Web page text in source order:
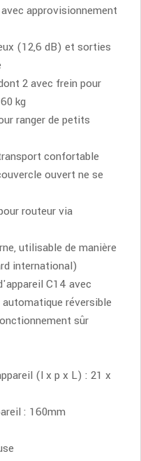
approvisionnement
(12,6 dB) et sorties
2 avec frein pour
kg
ranger de petits
confortable
ouvert ne se
routeur via
utilisable de manière
international)
C14 avec
réversible
sûr
(l x p x L) : 21 x
: 160mm